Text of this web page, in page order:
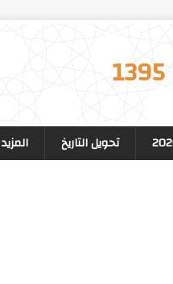
تحويل التاريخ المزيد